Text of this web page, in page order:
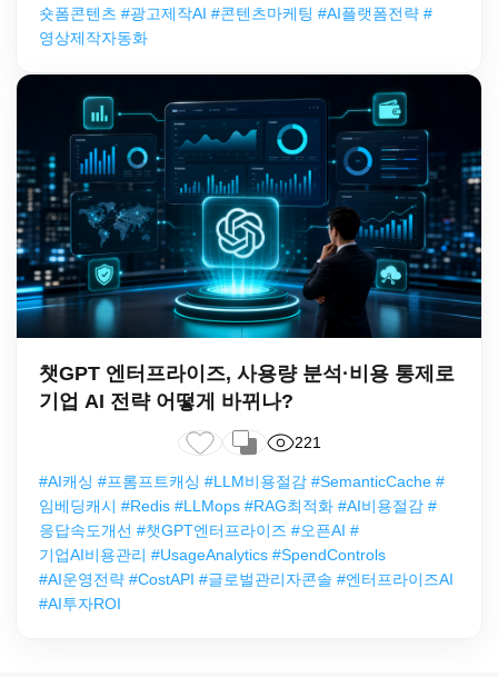
숏폼콘텐츠 #광고제작AI #콘텐츠마케팅 #AI플랫폼전략 #
영상제작자동화
챗GPT 엔터프라이즈, 사용량 분석·비용 통제로
기업 AI 전략 어떻게 바뀌나?
221
#AI캐싱 #프롬프트캐싱 #LLM비용절감 #SemanticCache #
임베딩캐시 #Redis #LLMops #RAG최적화 #AI비용절감 #
응답속도개선 #챗GPT엔터프라이즈 #오픈AI #
기업AI비용관리 #UsageAnalytics #SpendControls
#AI운영전략 #CostAPI #글로벌관리자콘솔 #엔터프라이즈AI
#AI투자ROI